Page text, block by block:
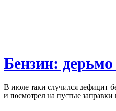
Бензин: дерьмо
В июле таки случился дефицит
и посмотрел на пустые заправки